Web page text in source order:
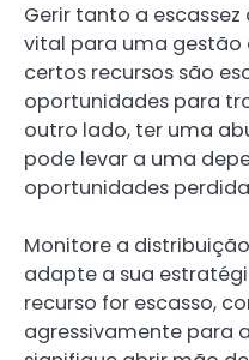
Gerir tanto a
vital para uma gestão
certos recursos são
oportunidades para
outro lado, ter uma
pode levar a uma
oportunidades
Monitore a
adapte a sua
recurso for escasso,
agressivamente para